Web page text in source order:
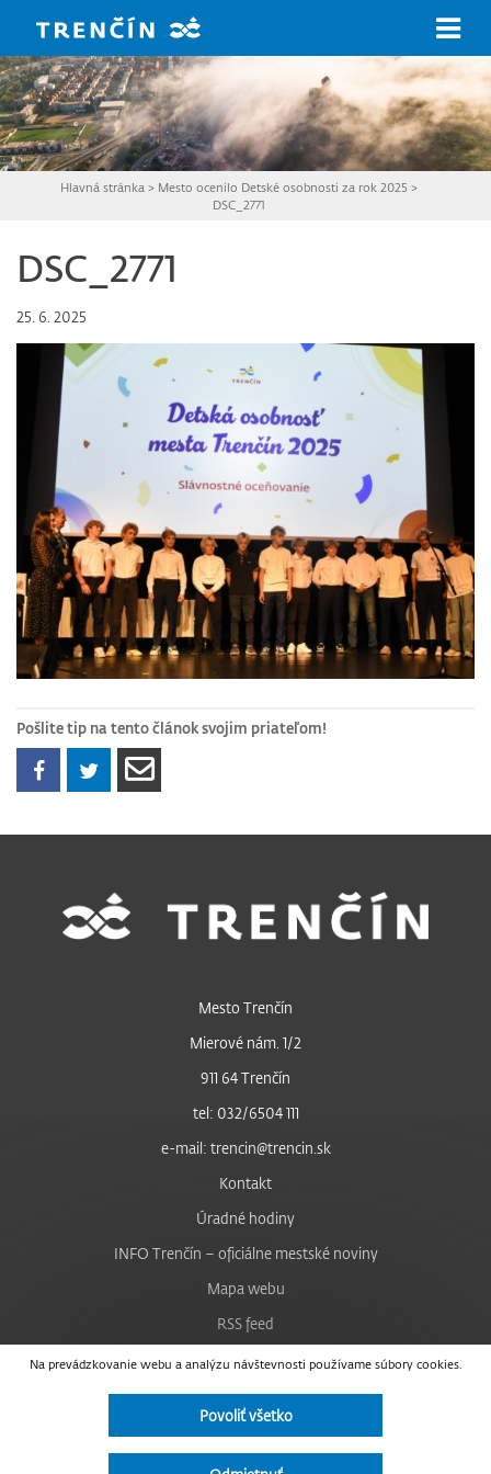
Hlavná stránka > Mesto ocenilo Detské osobnosti za rok 2025 >
DSC_2771
DSC_2771
25. 6. 2025
Pošlite tip na tento článok svojim priateľom!
Na prevádzkovanie webu a analýzu návštevnosti používame súbory cookies.
Povoliť všetko
Mesto Trenčín
Mierové nám. 1/2
911 64 Trenčín
tel: 032/6504 111
e-mail: trencin@trencin.sk
Kontakt
Úradné hodiny
INFO Trenčín – oficiálne mestské noviny
Mapa webu
RSS feed
Nastavenie cookies
Facebook
Instagram